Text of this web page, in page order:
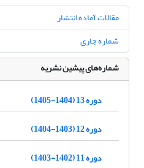
مقالات آماده انتشار
شماره جاری
شماره‌های پیشین نشریه
دوره 13 (1404-1405)
دوره 12 (1403-1404)
دوره 11 (1402-1403)